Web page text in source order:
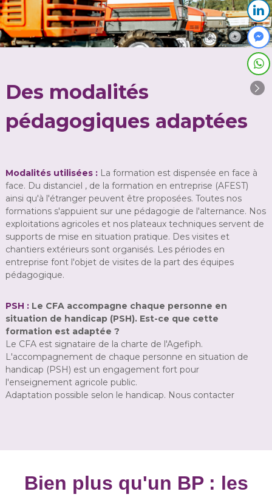
Des modalités
pédagogiques adaptées
Modalitésutilisées : La formation est dispensée en face à
face. Du distanciel , de la formation en entreprise (AFEST)
ainsi qu'à l'étranger peuvent être proposées. Toutes nos
formations s'appuient sur une pédagogie de l'alternance. Nos
exploitations agricoles et nos plateaux techniques servent de
supports de mise en situation pratique. Des visites et
chantiers extérieurs sont organisés. Les périodes en
entreprise font l'objet de visites de la part des équipes
pédagogique.
PSH :Le CFA accompagne chaque personne en
situation de handicap (PSH). Est-ce que cette
formation est adaptée ?
Le CFA est signataire de la charte de l'Agefiph.
L'accompagnement de chaque personne en situation de
handicap (PSH) est un engagement fort pour
l'enseignement agricole public.
Adaptation possible selon le handicap. Nous contacter
Bien plus qu'un BP : les